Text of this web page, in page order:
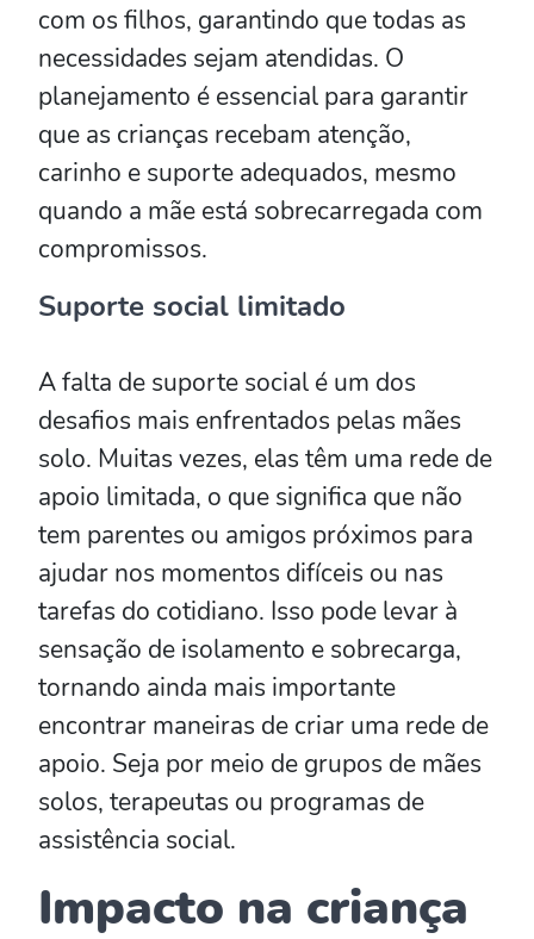
com os filhos, garantindo que todas as
necessidades sejam atendidas. O
planejamento é essencial para garantir
que as crianças recebam atenção,
carinho e suporte adequados, mesmo
quando a mãe está sobrecarregada com
compromissos.
Suporte social limitado
A falta de suporte social é um dos
desafios mais enfrentados pelas mães
solo. Muitas vezes, elas têm uma rede de
apoio limitada, o que significa que não
tem parentes ou amigos próximos para
ajudar nos momentos difíceis ou nas
tarefas do cotidiano. Isso pode levar à
sensação de isolamento e sobrecarga,
tornando ainda mais importante
encontrar maneiras de criar uma rede de
apoio. Seja por meio de grupos de mães
solos, terapeutas ou programas de
assistência social.
Impacto na criança